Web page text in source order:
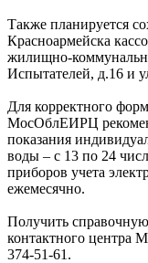
Также планируется
Красноармейска
жилищно-
Испытателей, д.16 и
Для корректного
МосОблЕИРЦ
показания
воды – с 13 по 24
приборов учета
ежемесячно.
Получить
контактного центра
374-51-61.